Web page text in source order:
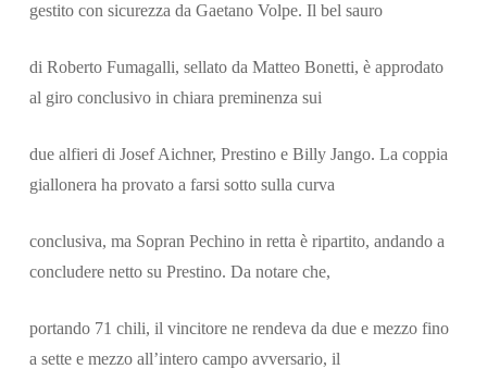
gestito con sicurezza da Gaetano Volpe. Il bel sauro
di Roberto Fumagalli, sellato da Matteo Bonetti, è approdato
al giro conclusivo in chiara preminenza sui
due alfieri di Josef Aichner, Prestino e Billy Jango. La coppia
giallonera ha provato a farsi sotto sulla curva
conclusiva, ma Sopran Pechino in retta è ripartito, andando a
concludere netto su Prestino. Da notare che,
portando 71 chili, il vincitore ne rendeva da due e mezzo fino
a sette e mezzo all’intero campo avversario, il